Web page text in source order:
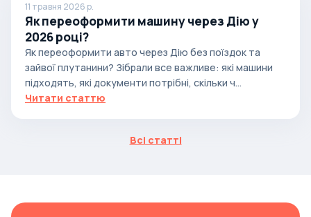
11 травня 2026 р.
Як переоформити машину через Дію у
2026 році?
Як переоформити авто через Дію без поїздок та
зайвої плутанини? Зібрали все важливе: які машини
підходять, які документи потрібні, скільки ч...
Читати статтю
Всі статті